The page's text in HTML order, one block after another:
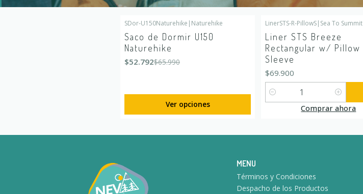
SDor-U150Naturehike | Naturehike
Saco de Dormir U150
Naturehike
$52.792$65.990
Ver opciones
LinerSTS-R-PillowS| Sea To Summit
Liner STS Breeze
Rectangular w/ Pillow
Sleeve
$69.900
Cantidad
Comprar ahora
MENU
Términos y Condiciones
Despacho de los Productos